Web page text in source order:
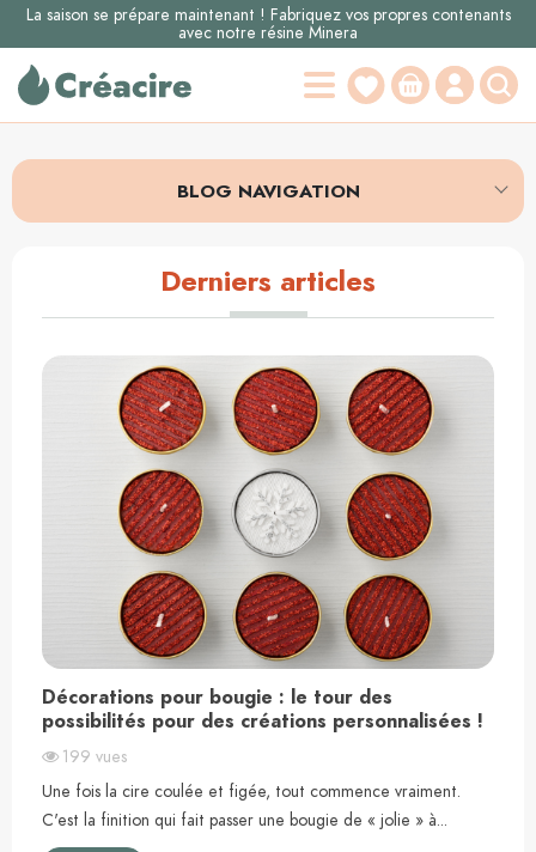
La saison se prépare maintenant ! Fabriquez vos propres contenants
avec notre résine Minera
BLOG NAVIGATION
Derniers articles
Décorations pour bougie : le tour des
possibilités pour des créations personnalisées !
199 vues
Une fois la cire coulée et figée, tout commence vraiment.
C'est la finition qui fait passer une bougie de « jolie » à...